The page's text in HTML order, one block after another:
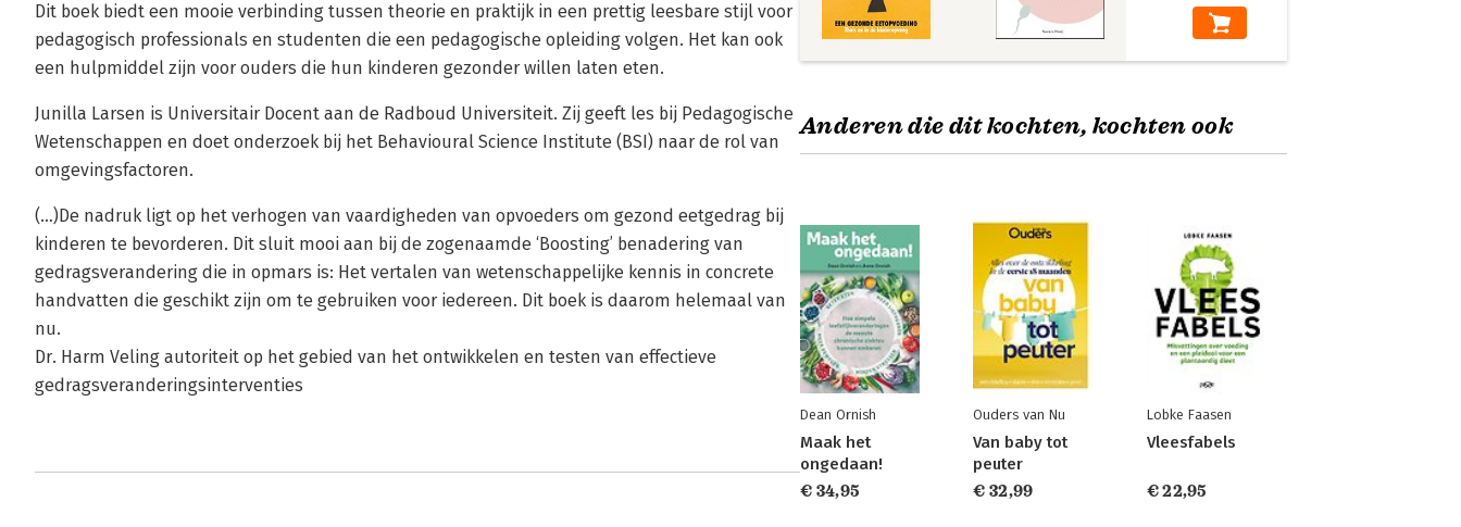
Dit boek biedt een mooie verbinding tussen theorie en praktijk in een prettig leesbare stijl voor
pedagogisch professionals en studenten die een pedagogische opleiding volgen. Het kan ook
een hulpmiddel zijn voor ouders die hun kinderen gezonder willen laten eten.
Junilla Larsen is Universitair Docent aan de Radboud Universiteit. Zij geeft les bij Pedagogische
Wetenschappen en doet onderzoek bij het Behavioural Science Institute (BSI) naar de rol van
omgevingsfactoren.
(…)De nadruk ligt op het verhogen van vaardigheden van opvoeders om gezond eetgedrag bij
kinderen te bevorderen. Dit sluit mooi aan bij de zogenaamde ‘Boosting’ benadering van
gedragsverandering die in opmars is: Het vertalen van wetenschappelijke kennis in concrete
handvatten die geschikt zijn om te gebruiken voor iedereen. Dit boek is daarom helemaal van
nu.
Dr. Harm Veling autoriteit op het gebied van het ontwikkelen en testen van effectieve
gedragsveranderingsinterventies
Anderen die dit kochten, kochten ook
Dean Ornish
Maak het
ongedaan!
€ 34,95
Ouders van Nu
Van baby tot
peuter
€ 32,99
Lobke Faasen
Vleesfabels
€ 22,95